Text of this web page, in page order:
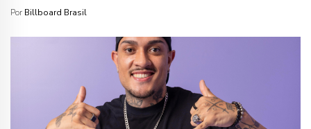
Por Billboard Brasil